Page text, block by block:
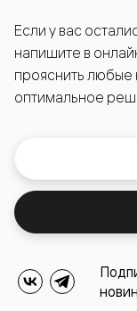
Если у вас
напишите в
прояснить любые
оптимальное